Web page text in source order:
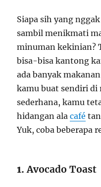
Siapa sih yang
sambil menikmati
minuman kekinian?
bisa-bisa kantong
ada banyak
kamu buat sendiri di
sederhana, kamu
hidangan alacafé
Yuk, coba beberapa
1.Avocado Toast